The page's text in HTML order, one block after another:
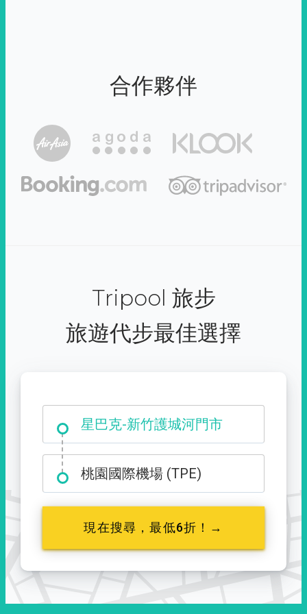
合作夥伴
Tripool 旅步
旅遊代步最佳選擇
星巴克-新竹護城河門市
大霸尖山登山口
桃園國際機場 (TPE)
現在搜尋，最低6折！→